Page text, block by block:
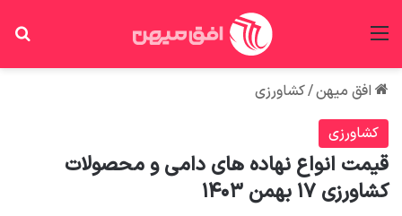
افق میهن/کشاورزی
کشاورزی
قیمت انواع نهاده های دامی و محصولات
کشاورزی ۱۷ بهمن ۱۴۰۳